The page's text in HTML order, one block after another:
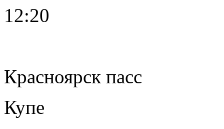
12:20
Красноярск пасс
Купе